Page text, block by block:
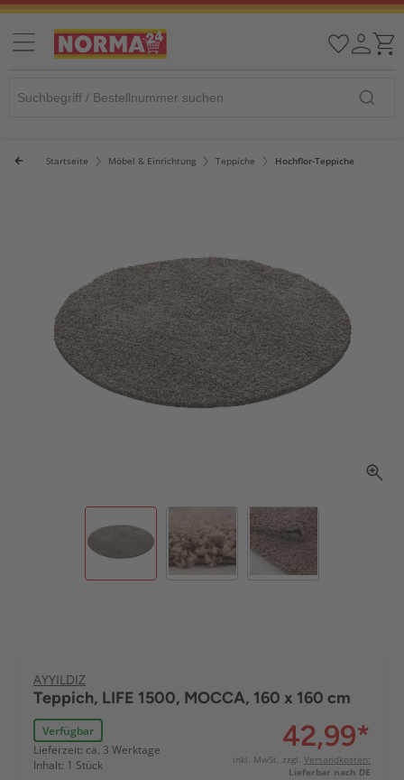
Startseite Möbel & Einrichtung Teppiche Hochflor-Teppiche
AYYILDIZ
Teppich, LIFE 1500, MOCCA, 160 x 160 cm
Verfügbar
Lieferzeit: ca. 3 Werktage
Inhalt: 1 Stück
42,99*
inkl. MwSt. zzgl. Versandkosten:
Lieferbar nach DE